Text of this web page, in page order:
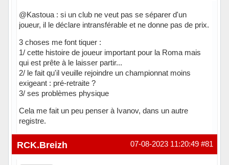
@Kastoua : si un club ne veut pas se séparer d'un
joueur, il le déclare intransférable et ne donne pas de prix.
3 choses me font tiquer :
1/ cette histoire de joueur important pour la Roma mais
qui est prête à le laisser partir...
2/ le fait qu'il veuille rejoindre un championnat moins
exigeant : pré-retraite ?
3/ ses problèmes physique
Cela me fait un peu penser à Ivanov, dans un autre
registre.
Hors ligne #81
07-08-2023 11:20:49
RCK.Breizh